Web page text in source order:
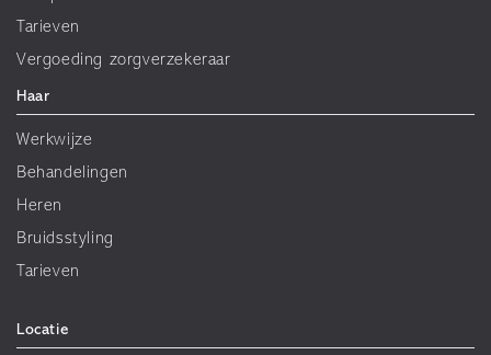
Tarieven
Vergoeding zorgverzekeraar
Haar
Werkwijze
Behandelingen
Heren
Bruidsstyling
Tarieven
Locatie